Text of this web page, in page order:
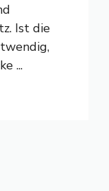
Ist die
...